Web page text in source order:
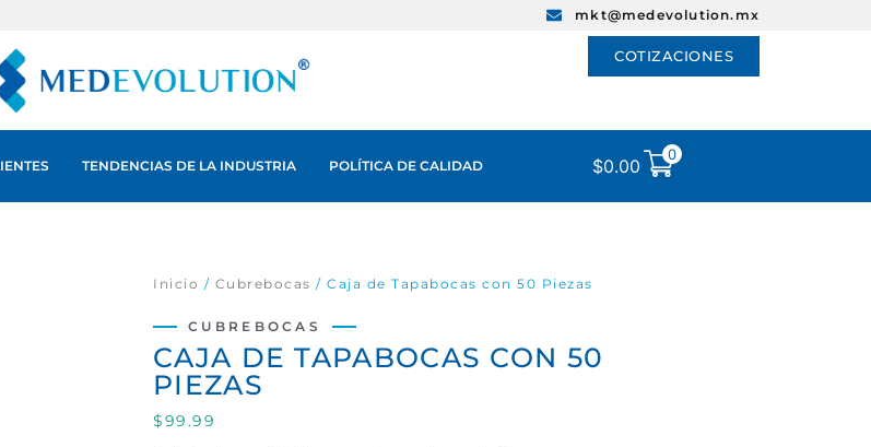
mkt@medevolution.mx
COTIZACIONES
TENDENCIAS DE LA INDUSTRIA POLÍTICA DE CALIDAD $0.00
0
Inicio / Cubrebocas / Caja de Tapabocas con 50 Piezas
CUBREBOCAS
CAJA DE TAPABOCAS CON 50
PIEZAS
$99.99